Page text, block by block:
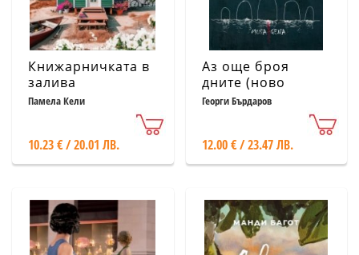
Книжарничката в
залива
Памела Кели
10.23 € / 20.01 ЛВ.
Аз още броя
дните (ново
допълнено
издание - твърда
Георги Бърдаров
12.00 € / 23.47 ЛВ.